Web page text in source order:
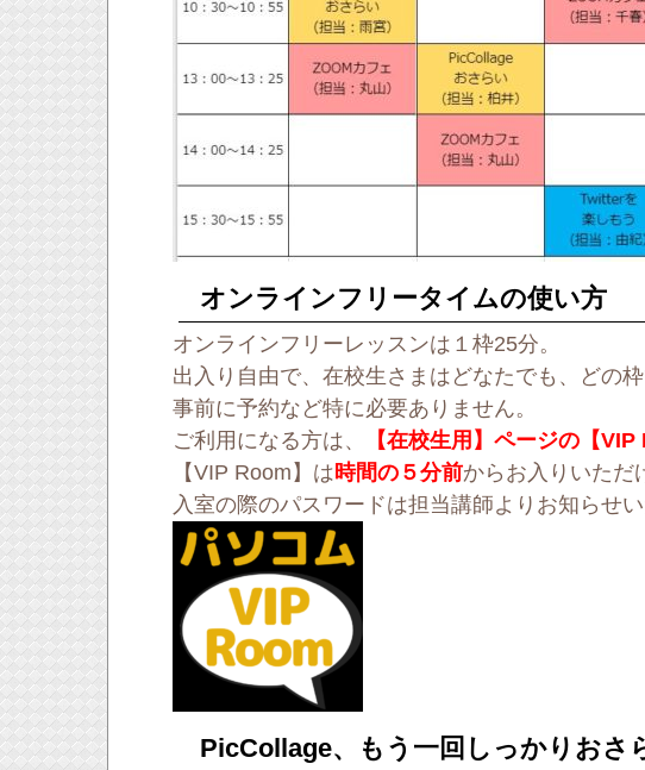
オンラインフリータイムの使い方
オンラインフリーレッスンは１枠25分。
出入り自由で、在校生さまはどなたでも、どの
事前に予約など特に必要ありません。
ご利用になる方は、
【在校生用】ページの【VIP
【VIP Room】は時間の５分前からお入りいただ
入室の際のパスワードは担当講師よりお知らせい
PicCollage、もう一回しっかりおさ